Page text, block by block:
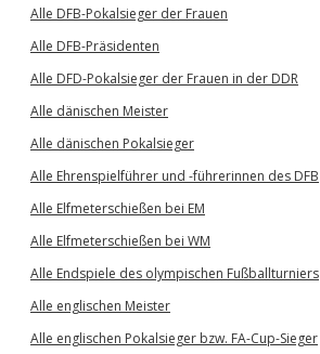
Alle DFB-Pokalsieger der Frauen
Alle DFB-Präsidenten
Alle DFD-Pokalsieger der Frauen in der DDR
Alle dänischen Meister
Alle dänischen Pokalsieger
Alle Ehrenspielführer und -führerinnen des DFB
Alle Elfmeterschießen bei EM
Alle Elfmeterschießen bei WM
Alle Endspiele des olympischen Fußballturniers
Alle englischen Meister
Alle englischen Pokalsieger bzw. FA-Cup-Sieger